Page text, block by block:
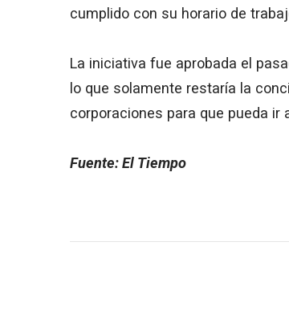
cumplido con su horario de
La iniciativa fue aprobada el
lo que solamente restaría la
corporaciones para que pueda ir
Fuente: El Tiempo